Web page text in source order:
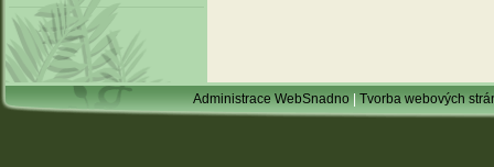
Administrace WebSnadno|Tvorba webových